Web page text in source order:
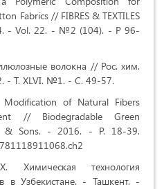
Fabrics // FIBRES & TEXTILES
- Vol. 22. - №2 (104). - P 96-
волокна // Рос. хим.
- Т. XLVI. №1. - С. 49-57.
Modification of Natural Fibers
// Biodegradable Green
& Sons. - 2016. - P. 18-39.
Химическая технология
в Узбекистане. - Ташкент. -